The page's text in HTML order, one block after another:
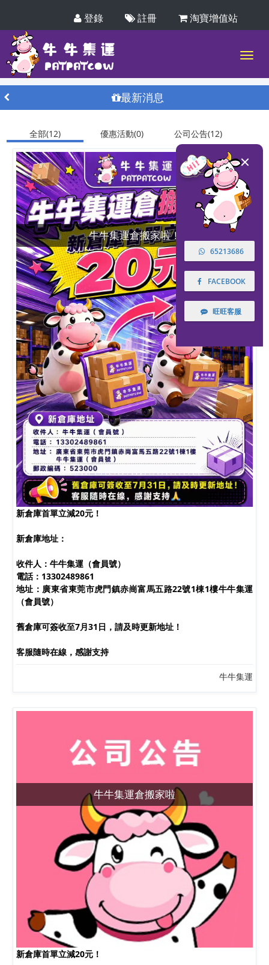
登錄 註冊 淘寶增值站
最新消息
全部(12) 優惠活動(0) 公司公告(12)
牛牛集運倉搬家啦！
新倉庫首單立減20元！
新倉庫地址：
收件人：牛牛集運（會員號）
電話：13302489861
地址：廣東省東莞市虎門鎮赤崗富馬五路22號1棟1樓牛牛集運
（會員號）
舊倉庫可簽收至7月31日，請及時更新地址！
客服隨時在線，感謝支持
牛牛集運
牛牛集運倉搬家啦
新倉庫首單立減20元！
65213686
FACEBOOK
旺旺客服